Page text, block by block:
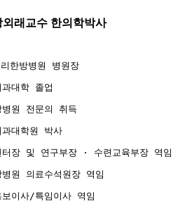
외래교수 한의학박사
한방병원 병원장
대학 졸업
병원 전문의 취득
대학원 박사
터장 및 연구부장 · 수련교육부장 역임
원 의료수석원장 역임
이사/특임이사 역임